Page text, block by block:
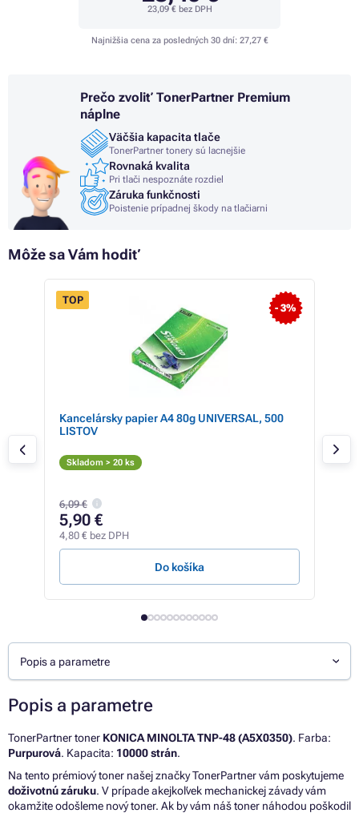
23,09 €bez DPH
Najnižšia cena za posledných 30 dní: 27,27 €
Prečo zvoliť TonerPartner Premium
náplne
Väčšia kapacita tlače
TonerPartner tonery sú lacnejšie
Rovnaká kvalita
Pri tlači nespoznáte rozdiel
Záruka funkčnosti
Poistenie prípadnej škody na tlačiarni
Môže sa Vám hodiť
- 3%
TOP
Kancelársky papier A4 80g UNIVERSAL, 500
LISTOV
Skladom > 20 ks
6,09 €
5,90 €
4,80 € bez DPH
Do košíka
Popis a parametre
Popis a parametre
TonerPartner toner KONICA MINOLTA TNP-48 (A5X0350). Farba:
Purpurová. Kapacita: 10000 strán.
Na tento prémiový toner našej značky TonerPartner vám poskytujeme
doživotnú záruku. V prípade akejkoľvek mechanickej závady vám
okamžite odošleme nový toner. Ak by vám náš toner náhodou poškodil